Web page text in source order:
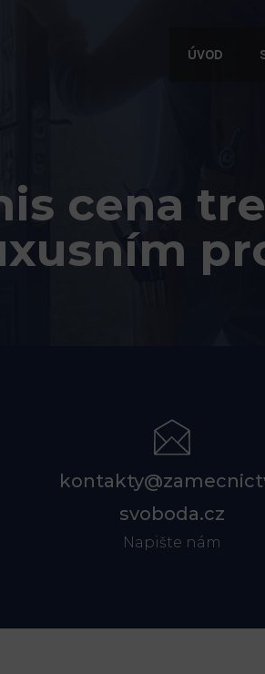
ÚVOD
cena
svoboda.cz
Napište nám